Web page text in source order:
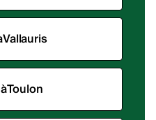
Vallauris
Toulon